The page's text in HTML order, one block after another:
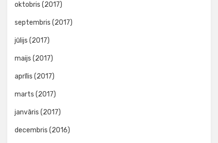
oktobris (2017)
septembris (2017)
jūlijs (2017)
maijs (2017)
aprīlis (2017)
marts (2017)
janvāris (2017)
decembris (2016)